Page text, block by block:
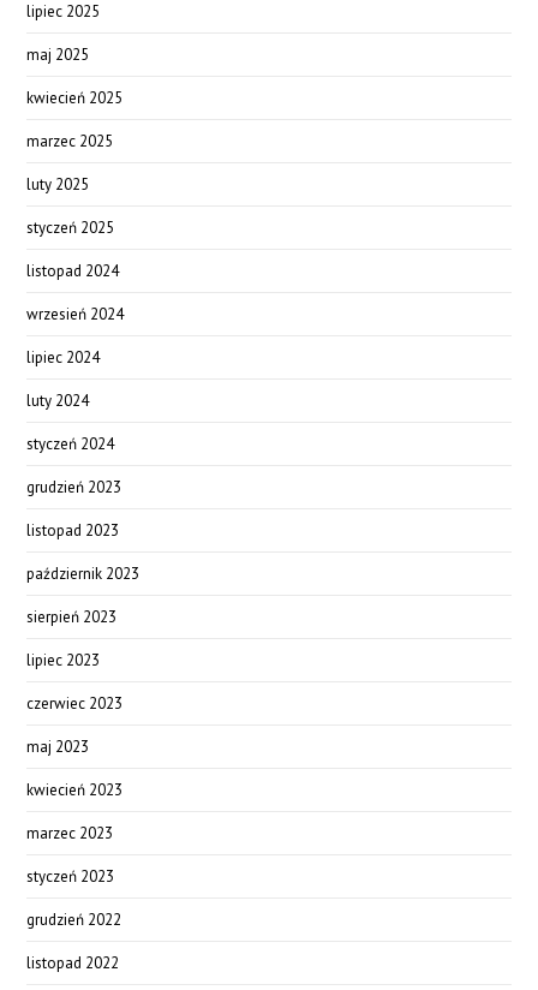
lipiec 2025
maj 2025
kwiecień 2025
marzec 2025
luty 2025
styczeń 2025
listopad 2024
wrzesień 2024
lipiec 2024
luty 2024
styczeń 2024
grudzień 2023
listopad 2023
październik 2023
sierpień 2023
lipiec 2023
czerwiec 2023
maj 2023
kwiecień 2023
marzec 2023
styczeń 2023
grudzień 2022
listopad 2022